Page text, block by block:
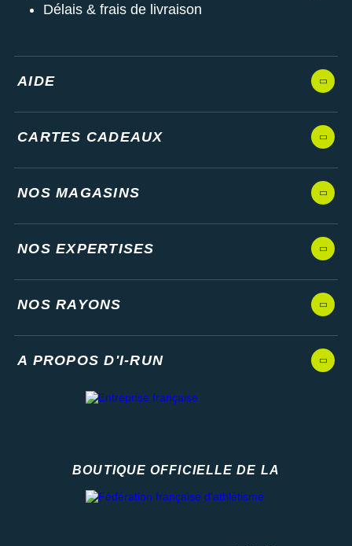
Délais & frais de livraison
AIDE
CARTES CADEAUX
NOS MAGASINS
NOS EXPERTISES
NOS RAYONS
A PROPOS D'I-RUN
BOUTIQUE OFFICIELLE DE LA